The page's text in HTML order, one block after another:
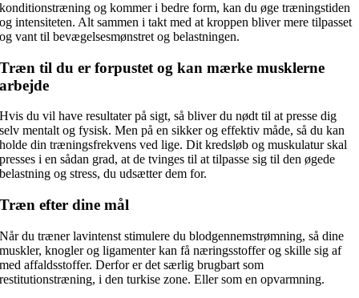
konditionstræning og kommer i bedre form, kan du øge træningstiden
og intensiteten. Alt sammen i takt med at kroppen bliver mere tilpasset
og vant til bevægelsesmønstret og belastningen.
Træn til du er forpustet og kan mærke musklerne
arbejde
Hvis du vil have resultater på sigt, så bliver du nødt til at presse dig
selv mentalt og fysisk. Men på en sikker og effektiv måde, så du kan
holde din træningsfrekvens ved lige. Dit kredsløb og muskulatur skal
presses i en sådan grad, at de tvinges til at tilpasse sig til den øgede
belastning og stress, du udsætter dem for.
Træn efter dine mål
Når du træner lavintenst stimulere du blodgennemstrømning, så dine
muskler, knogler og ligamenter kan få næringsstoffer og skille sig af
med affaldsstoffer. Derfor er det særlig brugbart som
restitutionstræning, i den turkise zone. Eller som en opvarmning.